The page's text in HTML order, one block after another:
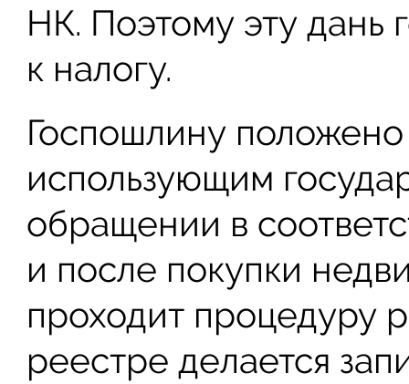
НК. Поэтому эту дань
к налогу.
Госпошлину
использующим
обращении в
и после покупки
проходит процедуру
реестре делается